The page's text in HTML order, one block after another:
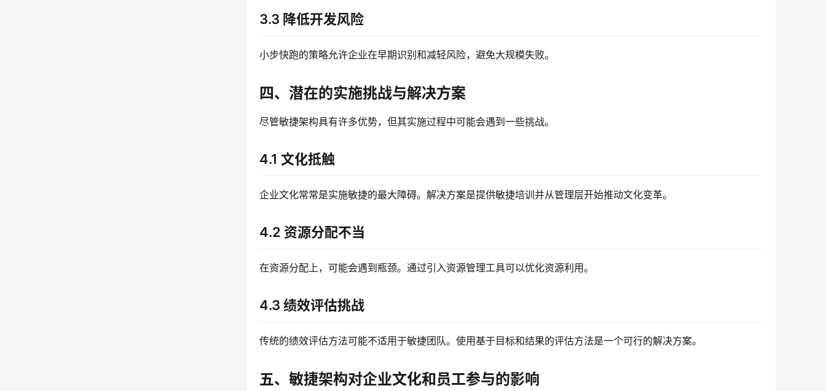
3.3 降低开发风险
小步快跑的策略允许企业在早期识别和减轻风险，避免大规模失败。
四、潜在的实施挑战与解决方案
尽管敏捷架构具有许多优势，但其实施过程中可能会遇到一些挑战。
4.1 文化抵触
企业文化常常是实施敏捷的最大障碍。解决方案是提供敏捷培训并从管理层开始推动文化变革。
4.2 资源分配不当
在资源分配上，可能会遇到瓶颈。通过引入资源管理工具可以优化资源利用。
4.3 绩效评估挑战
传统的绩效评估方法可能不适用于敏捷团队。使用基于目标和结果的评估方法是一个可行的解决方案。
五、敏捷架构对企业文化和员工参与的影响